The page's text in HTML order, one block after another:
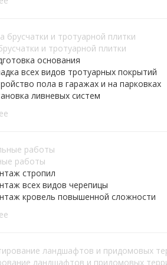
и тротуарной плитки
основания
всех видов тротуарных покрытий
пола в гаражах и на парковках
ливневых систем
работы
стропил
всех видов черепицы
кровель повышенной сложности
ландшафтов и придомовых